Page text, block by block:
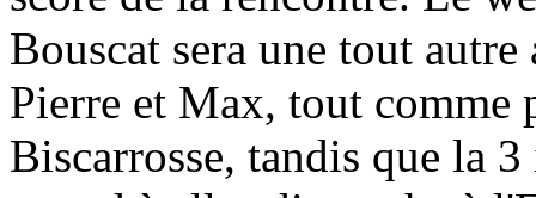
Bouscat sera une tout
Pierre et Max, tout comme
Biscarrosse, tandis que la